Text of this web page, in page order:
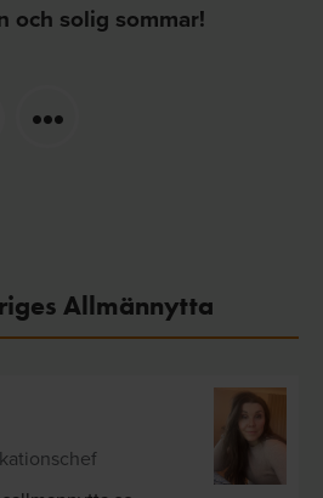
och solig sommar!
Allmännytta